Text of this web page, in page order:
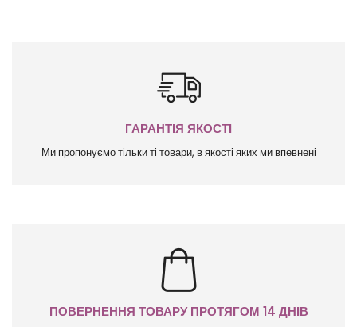
ГАРАНТІЯ ЯКОСТІ
Ми пропонуємо тільки ті товари, в якості яких ми впевнені
ПОВЕРНЕННЯ ТОВАРУ ПРОТЯГОМ 14 ДНІВ